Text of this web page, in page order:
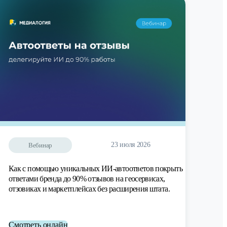
Вебинар 23 июля 2026
Как с помощью уникальных ИИ-автоответов покрыть
ответами бренда до 90% отзывов на геосервисах,
отзовиках и маркетплейсах без расширения штата.
Смотреть онлайн